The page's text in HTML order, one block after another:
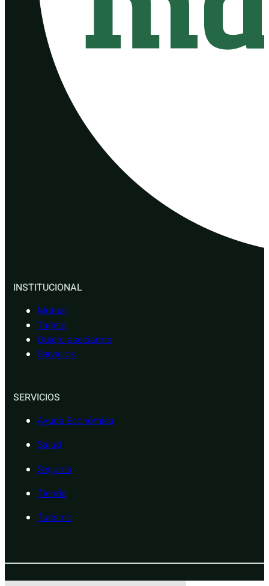
INSTITUCIONAL
Mutual
Tarjeta
Quiero asociarme
Servicios
SERVICIOS
Ayuda Económica
Salud
Seguros
Tienda
Turismo